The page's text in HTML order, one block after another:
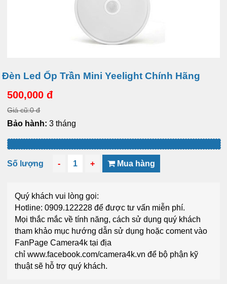
Đèn Led Ốp Trần Mini Yeelight Chính Hãng
500,000 đ
Giá cũ:0 đ
Bảo hành: 3 tháng
Số lượng - 1 + Mua hàng
Quý khách vui lòng gọi:
Hotline: 0909.122228để được tư vấn miễn phí.
Mọi thắc mắc về tính năng, cách sử dụng quý khách
tham khảo mục hướng dẫn sử dụng hoặc coment vào
FanPageCamera4ktại địa
chỉwww.facebook.com/camera4k.vnđể bộ phận kỹ
thuật sẽ hỗ trợ quý khách.